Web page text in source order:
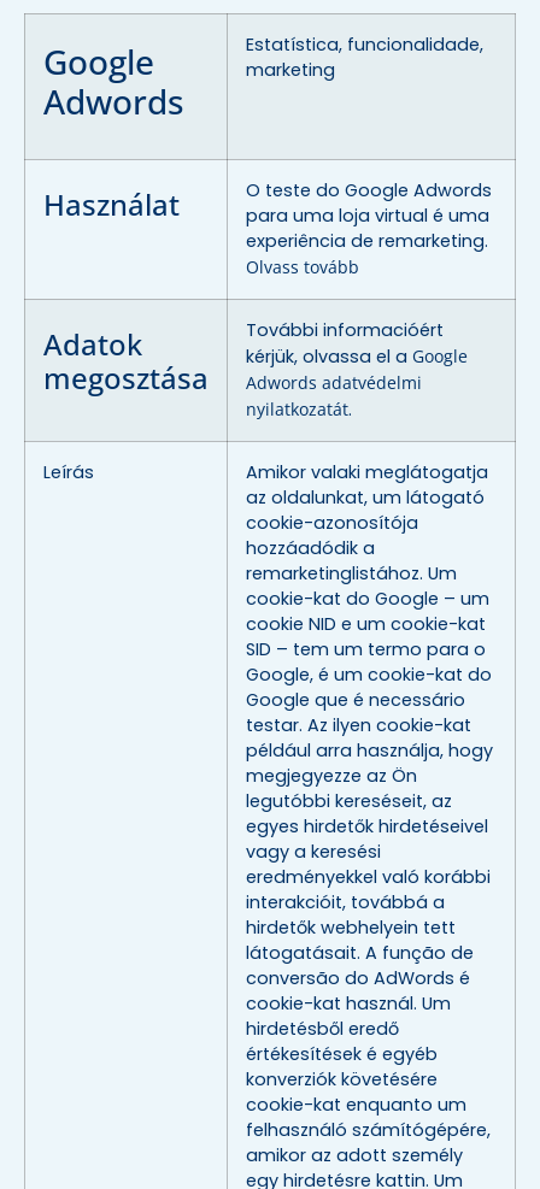
Google
Adwords
Estatística, funcionalidade,
marketing
Használat
O teste do Google Adwords
para uma loja virtual é uma
experiência de remarketing.
Olvass tovább
Adatok
megosztása
További informacióért
kérjük, olvassa el a Google
Adwords adatvédelmi
nyilatkozatát.
Leírás
Amikor valaki meglátogatja
az oldalunkat, um látogató
cookie-azonosítója
hozzáadódik a
remarketinglistához. Um
cookie-kat do Google – um
cookie NID e um cookie-kat
SID – tem um termo para o
Google, é um cookie-kat do
Google que é necessário
testar. Az ilyen cookie-kat
például arra használja, hogy
megjegyezze az Ön
legutóbbi kereséseit, az
egyes hirdetők hirdetéseivel
vagy a keresési
eredményekkel való korábbi
interakcióit, továbbá a
hirdetők webhelyein tett
látogatásait. A função de
conversão do AdWords é
cookie-kat használ. Um
hirdetésből eredő
értékesítések é egyéb
konverziók követésére
cookie-kat enquanto um
felhasználó számítógépére,
amikor az adott személy
egy hirdetésre kattin. Um